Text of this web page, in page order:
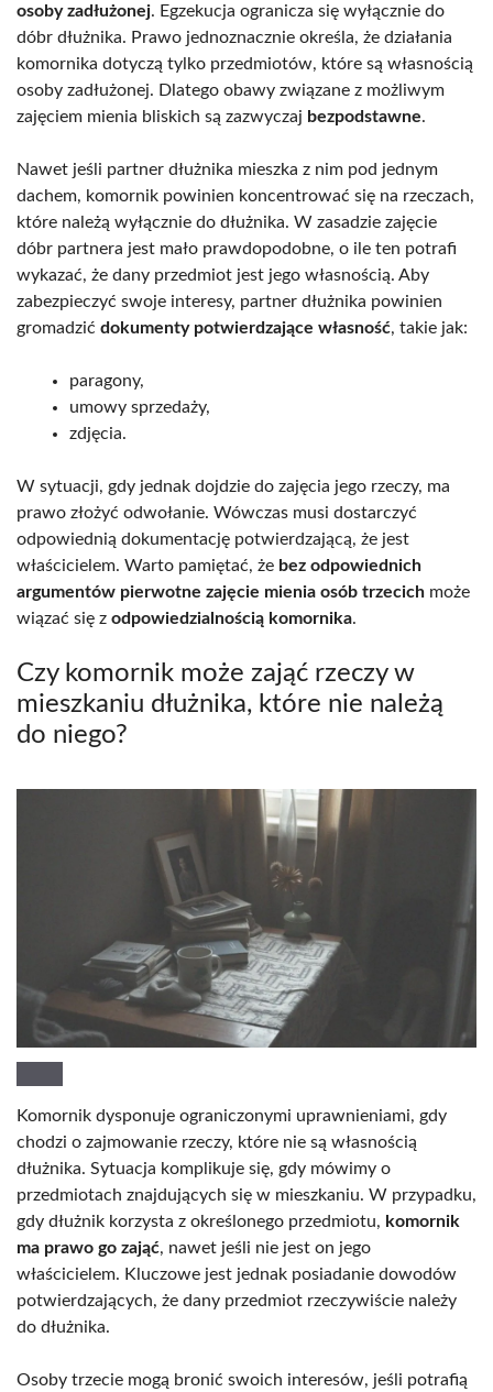
osoby zadłużonej. Egzekucja ogranicza się wyłącznie do
dóbr dłużnika. Prawo jednoznacznie określa, że działania
komornika dotyczą tylko przedmiotów, które są własnością
osoby zadłużonej. Dlatego obawy związane z możliwym
zajęciem mienia bliskich są zazwyczaj bezpodstawne.
Nawet jeśli partner dłużnika mieszka z nim pod jednym
dachem, komornik powinien koncentrować się na rzeczach,
które należą wyłącznie do dłużnika. W zasadzie zajęcie
dóbr partnera jest mało prawdopodobne, o ile ten potrafi
wykazać, że dany przedmiot jest jego własnością. Aby
zabezpieczyć swoje interesy, partner dłużnika powinien
gromadzić dokumenty potwierdzające własność, takie jak:
paragony,
umowy sprzedaży,
zdjęcia.
W sytuacji, gdy jednak dojdzie do zajęcia jego rzeczy, ma
prawo złożyć odwołanie. Wówczas musi dostarczyć
odpowiednią dokumentację potwierdzającą, że jest
właścicielem. Warto pamiętać, że bez odpowiednich
argumentów pierwotne zajęcie mienia osób trzecich może
wiązać się z odpowiedzialnością komornika.
Czy komornik może zająć rzeczy w
mieszkaniu dłużnika, które nie należą
do niego?
Komornik dysponuje ograniczonymi uprawnieniami, gdy
chodzi o zajmowanie rzeczy, które nie są własnością
dłużnika. Sytuacja komplikuje się, gdy mówimy o
przedmiotach znajdujących się w mieszkaniu. W przypadku,
gdy dłużnik korzysta z określonego przedmiotu, komornik
ma prawo go zająć, nawet jeśli nie jest on jego
właścicielem. Kluczowe jest jednak posiadanie dowodów
potwierdzających, że dany przedmiot rzeczywiście należy
do dłużnika.
Osoby trzecie mogą bronić swoich interesów, jeśli potrafią